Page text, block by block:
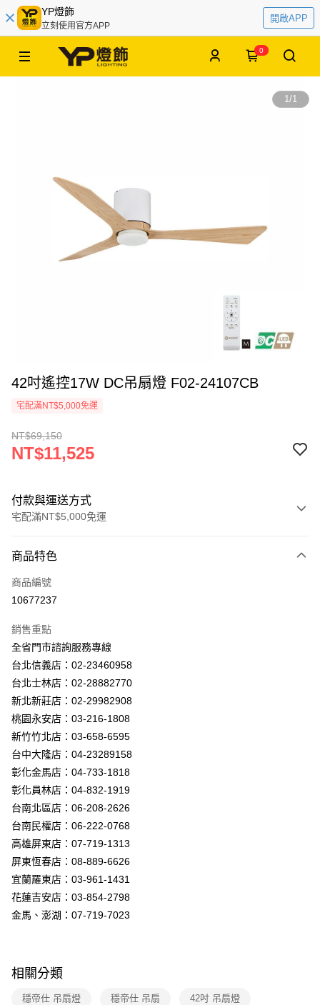
YP燈飾
立刻使用官方APP
開啟APP
0
1/1
42吋遙控17W DC吊扇燈 F02-24107CB
宅配滿NT$5,000免運
NT$69,150
NT$11,525
付款與運送方式
宅配滿NT$5,000免運
信用卡一次付款
LINE Pay
街口支付
悠遊付
Google Pay
全盈+PAY
AFTEE先享後付
相關說明
【關於「AFTEE先享後付」】
AFTEE先享後付是「在收到商品之後才付款」的支付方式。 讓您購物簡單
便利好安心！
１．簡單：不需註冊會員、不需綁卡、不需儲值。
３．安心：先確認商品／服務後，再付款。
【「AFTEE先享後付」結帳流程】
１．於結帳方式選擇「AFTEE先享後付」後，將跳轉至「AFTEE先享後付」
結帳頁面，進行簡訊認證並確認金額後，即可完成結帳。
２．訂單成立數日內，您將收到繳費通知簡訊。
後付繳納相關費用。
是否繳費成功／繳費後需取消欲退款等相關疑問，請聯繫「AFTEE先享後付
ATM付款
運送方式
新竹貨運宅配
商品特色
商品編號
10677237
銷售重點
全省門市諮詢服務專線
台北信義店：02-23460958
台北士林店：02-28882770
新北新莊店：02-29982908
桃園永安店：03-216-1808
新竹竹北店：03-658-6595
台中大隆店：04-23289158
彰化金馬店：04-733-1818
彰化員林店：04-832-1919
台南北區店：06-208-2626
台南民權店：06-222-0768
高雄屏東店：07-719-1313
屏東恆春店：08-889-6626
宜蘭羅東店：03-961-1431
花蓮吉安店：03-854-2798
金馬、澎湖：07-719-7023
相關分類
穩帝仕 吊扇燈 穩帝仕 吊扇 42吋 吊扇燈